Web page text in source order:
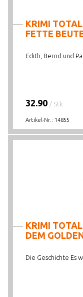
KRIMI
FETTE
Edith, Bernd und
32.90 / Stk.
Artikel-Nr.: 14855
KRIMI TOTAL
DEM
Die Geschichte Es